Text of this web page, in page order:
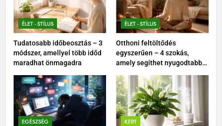
ÉLET - STÍLUS
Tudatosabb időbeosztás – 3
módszer, amellyel több időd
maradhat önmagadra
ÉLET - STÍLUS
Otthoni feltöltődés
egyszerűen – 4 szokás,
amely segíthet nyugodtabbá
EGÉSZSÉG KERT